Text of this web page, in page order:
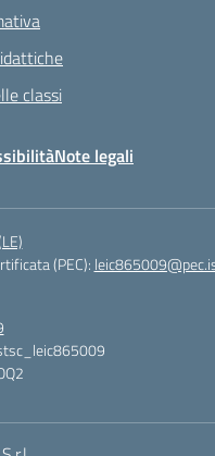
classi
Note legali
(PEC):